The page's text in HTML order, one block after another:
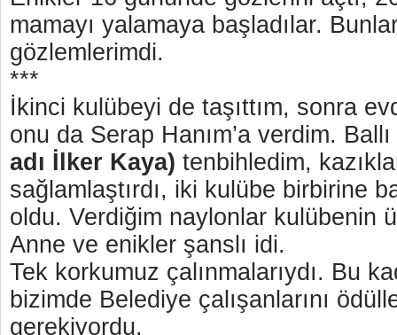
mamayı yalamaya başladılar.
gözlemlerimdi.
***
İkinci kulübeyi de taşıttım, sonra
onu da Serap Hanım’a verdim.
adı İlker Kaya) tenbihledim,
sağlamlaştırdı, iki kulübe birbirine
oldu. Verdiğim naylonlar kulübenin
Anne ve enikler şanslı idi.
Tek korkumuz çalınmalarıydı. Bu
bizimde Belediye çalışanlarını
gerekiyordu.